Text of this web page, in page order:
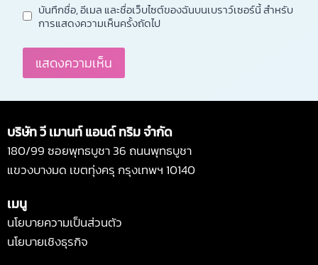
บันทึกชื่อ, อีเมล และชื่อเว็บไซต์ของฉันบนเบราว์เซอร์นี้ สำหรับ
การแสดงความเห็นครั้งถัดไป
Alternative:
บริษัท วี เมานท์ แอนด์ ทริม จำกัด
180/99 ซอยพุทธบูชา 36 ถนนพุทธบูชา
แขวงบางมด เขตทุ่งครุ กรุงเทพฯ 10140
เมนู
นโยบายความเป็นส่วนตัว
นโยบายเชิงธุรกิจ